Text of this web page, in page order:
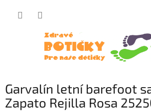
Garvalín letní barefoot
Zapato Rejilla Rosa